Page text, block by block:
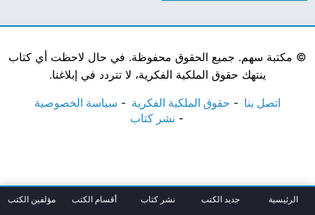
© مكتبة سهم. جميع الحقوق محفوظة. في حال لاحظت أي كتاب
ينتهك حقوق الملكية الفكرية، لا تتردد في إبلاغنا.
اتصل بنا حقوق الملكية الفكرية
سياسة الخصوصية
نشر كتاب
الرئيسية جديد الكتب نشر كتاب أقسام الكتب مؤلفين الكتب